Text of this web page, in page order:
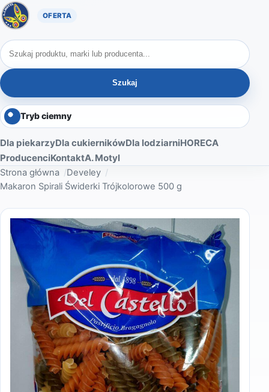
Oferta A. Motyl
Szukaj produktów
Szukaj
Tryb ciemny
Dla piekarzyDla cukiernikówDla lodziarniHORECA
ProducenciKontaktA. Motyl
Strona główna
Develey
Makaron Spirali Świderki Trójkolorowe 500 g